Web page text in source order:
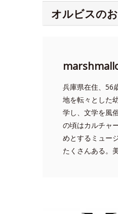
オルビスの
兵庫県在住、56
地を転々とした
学し、文学を風
の頃はカルチャ
めとするミュー
たくさんある。